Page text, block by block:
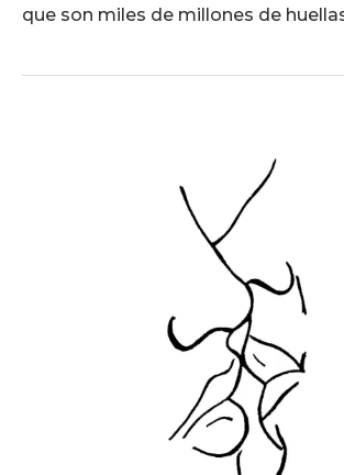
que son miles de millones de